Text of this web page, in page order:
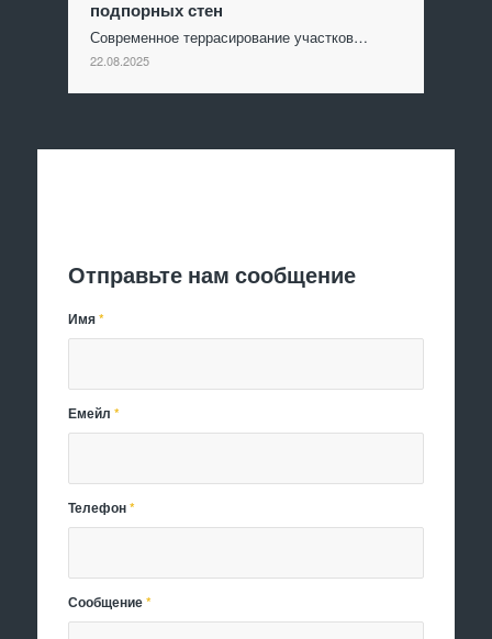
подпорных стен
Современное террасирование участков…
22.08.2025
Отправьте нам сообщение
Имя*
Емейл*
Телефон*
Сообщение*